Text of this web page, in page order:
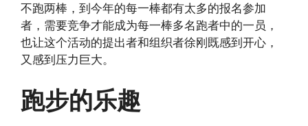
不跑两棒，到今年的每一棒都有太多的报名参加
者，需要竞争才能成为每一棒多名跑者中的一员，
也让这个活动的提出者和组织者徐刚既感到开心，
又感到压力巨大。
跑步的乐趣